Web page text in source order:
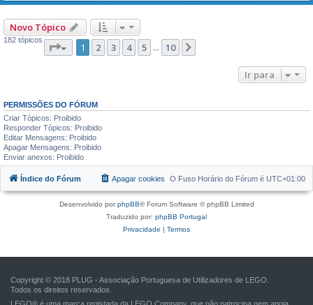
Novo Tópico
182 tópicos
Página 1de
1 2 3 4 5 10
Ir para
PERMISSÕES DO FÓRUM
Criar Tópicos: Proibido
Responder Tópicos: Proibido
Editar Mensagens: Proibido
Apagar Mensagens: Proibido
Enviar anexos: Proibido
Índice do Fórum O Fuso Horário do Fórum é UTC+01:00
Apagar cookies
Desenvolvido porphpBB® Forum Software © phpBB Limited
Traduzido por: phpBB Portugal
Privacidade
Termos
Copyright © 2018 PLUG - Associação Portuguesa de Utilizadores de LEGO.
Todos os direitos reservados.